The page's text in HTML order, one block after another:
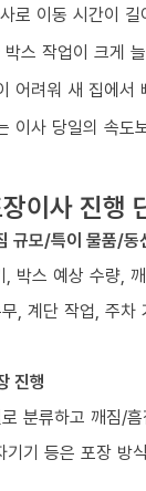
로 이동 시간이
박스 작업이 크게
어려워 새 집에서
이사 당일의 속도
이사 진행
규모/특이 물품/동
, 박스 예상 수량,
, 계단 작업, 주차
진행
분류하고 깨짐/
기기 등은 포장 방